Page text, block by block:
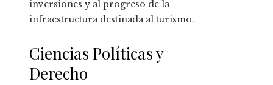
inversiones y al progreso de la
infraestructura destinada al turismo.
Ciencias Políticas y
Derecho